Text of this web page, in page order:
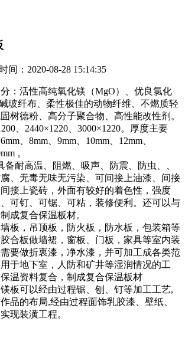
时间：2020-08-28 15:14:35
：活性高纯氧化镁（MgO）、优良氯化
玻纤布、柔性极佳的动物纤维、不燃质轻
树德粉、高分子聚合物、高性能改性剂。
、2440×1220、3000×1220。厚度主要
、8mm、9mm、10mm、12mm、
。
备耐高温、阻燃、吸声、防震、防虫、、
、无毒无味无污染、可间接上油漆、间接
接上瓷砖，外面有较好的着色性，强度
可钉、可锯、可粘，装修便利。还可以与
成复合保温板材。
板，吊顶板，防火板，防水板，包装箱等
合板做墙裙，窗板、门板，家具等室内装
要做折衷漆，净水漆，并可加工成各类范
于地下室，人防和矿井等湿润情况的工
温资料复合，制成复合保温板材
板可以经由过程锯、刨、钉等加工工艺,
品的布局,经由过程面饰乳胶漆、壁纸、
现装潢工程。